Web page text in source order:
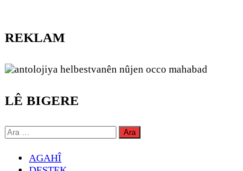
REKLAM
LÊ BIGERE
Arama:
AGAHÎ